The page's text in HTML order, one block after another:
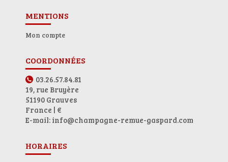
MENTIONS
Mon compte
COORDONNÉES
03.26.57.84.81
19, rue Bruyère
51190 Grauves
France | €
E-mail: info@champagne-remue-gaspard.com
HORAIRES